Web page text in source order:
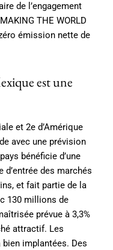
de l’engagement
THE WORLD
émission nette de
est une
et 2e d’Amérique
avec une prévision
bénéficie d’une
des marchés
et fait partie de la
130 millions de
prévue à 3,3%
attractif. Les
implantées. Des